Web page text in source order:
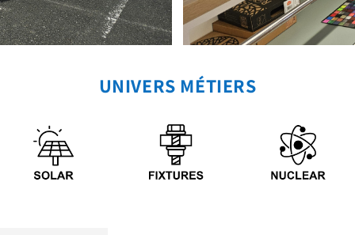
UNIVERS MÉTIERS